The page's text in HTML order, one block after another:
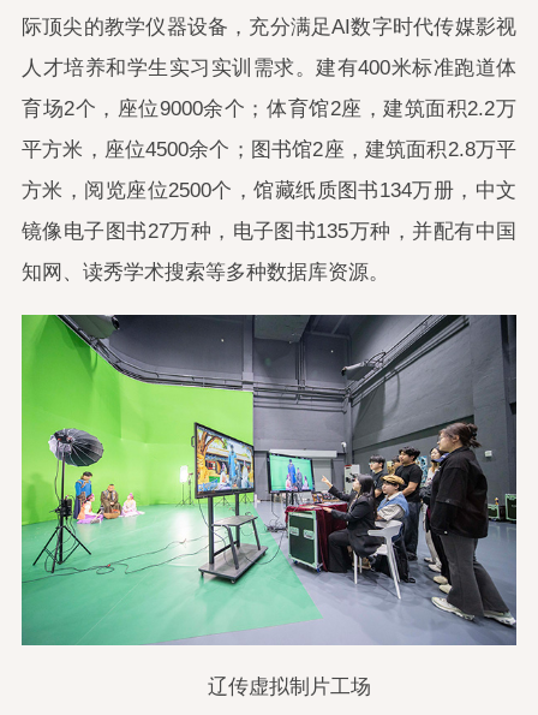
际顶尖的教学仪器设备，充分满足AI数字时代传媒影视
人才培养和学生实习实训需求。建有400米标准跑道体
育场2个，座位9000余个；体育馆2座，建筑面积2.2万
平方米，座位4500余个；图书馆2座，建筑面积2.8万平
方米，阅览座位2500个，馆藏纸质图书134万册，中文
镜像电子图书27万种，电子图书135万种，并配有中国
知网、读秀学术搜索等多种数据库资源。
辽传虚拟制片工场